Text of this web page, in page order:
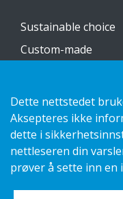
Sustainable choice
Custom-made
Katalog
Kontakt oss
Dette nettstedet
Aksepteres ikke
dette i
nettleseren din
prøver å sette inn en